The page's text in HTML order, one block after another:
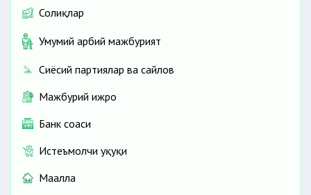
Солиқлар
Умумий ҳарбий мажбурият
Сиёсий партиялар ва сайлов
Мажбурий ижро
Банк соҳаси
Истеъмолчи ҳуқуқи
Маҳалла